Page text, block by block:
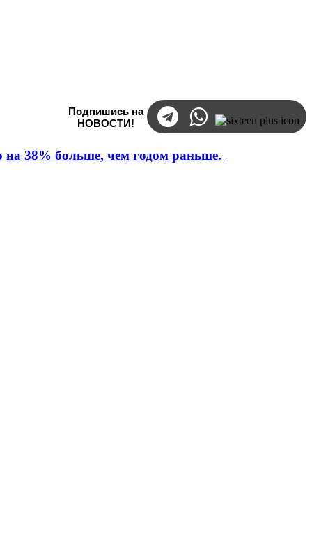
Подпишись на
НОВОСТИ!
на 38% больше, чем годом раньше.